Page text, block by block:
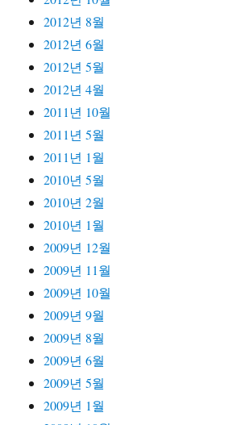
2012년 8월
2012년 6월
2012년 5월
2012년 4월
2011년 10월
2011년 5월
2011년 1월
2010년 5월
2010년 2월
2010년 1월
2009년 12월
2009년 11월
2009년 10월
2009년 9월
2009년 8월
2009년 6월
2009년 5월
2009년 1월